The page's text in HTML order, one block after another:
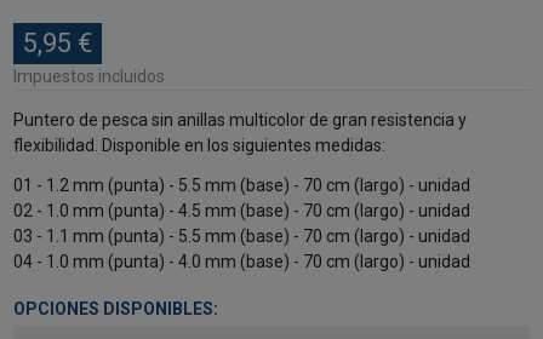
5,95 €
Impuestos incluidos
Puntero de pesca sin anillas multicolor de gran resistencia y
flexibilidad. Disponible en los siguientes medidas:
01 - 1.2 mm (punta) - 5.5 mm (base) - 70 cm (largo) - unidad
02 - 1.0 mm (punta) - 4.5 mm (base) - 70 cm (largo) - unidad
03 - 1.1 mm (punta) - 5.5 mm (base) - 70 cm (largo) - unidad
04 - 1.0 mm (punta) - 4.0 mm (base) - 70 cm (largo) - unidad
OPCIONES DISPONIBLES: